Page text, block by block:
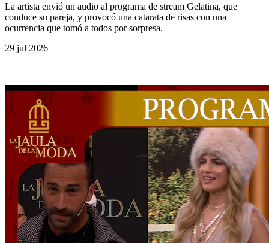
La artista envió un audio al programa de stream Gelatina, que
conduce su pareja, y provocó una catarata de risas con una
ocurrencia que tomó a todos por sorpresa.
29 jul 2026